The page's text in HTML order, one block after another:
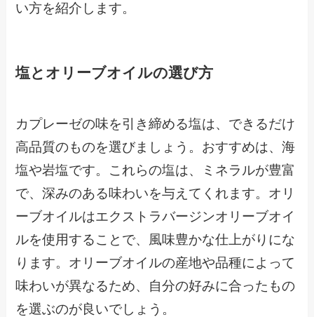
い方を紹介します。
塩とオリーブオイルの選び方
カプレーゼの味を引き締める塩は、できるだけ
高品質のものを選びましょう。おすすめは、海
塩や岩塩です。これらの塩は、ミネラルが豊富
で、深みのある味わいを与えてくれます。オリ
ーブオイルはエクストラバージンオリーブオイ
ルを使用することで、風味豊かな仕上がりにな
ります。オリーブオイルの産地や品種によって
味わいが異なるため、自分の好みに合ったもの
を選ぶのが良いでしょう。